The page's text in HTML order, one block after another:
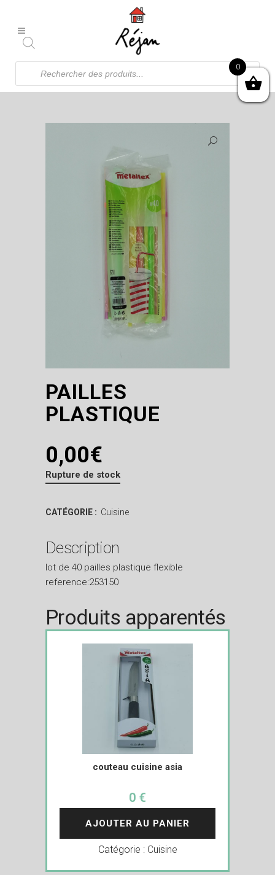
Recherche
produits
PAILLES
PLASTIQUE
0,00€
Rupture de stock
CATÉGORIE : Cuisine
Description
lot de 40 pailles plastique flexible
reference:253150
Produits apparentés
couteau cuisine asia
0 €
AJOUTER AU PANIER
Catégorie : Cuisine
0